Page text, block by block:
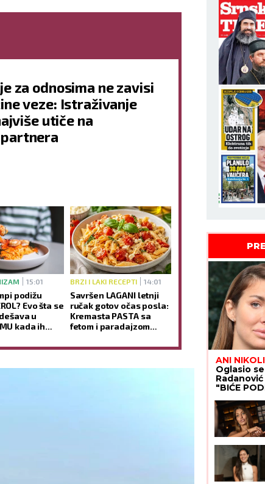
za odnosima ne zavisi
veze: Istraživanje
utiče na
partnera
15:01
podižu
Evo šta se
u
kada ih
BRZI I LAKI RECEPTI 14:01
Savršen LAGANI letnji
ručak gotov očas posla:
Kremasta PASTA sa
fetom i paradajzom
ANI
Oglasio
"BIĆE